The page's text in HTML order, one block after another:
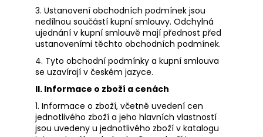
3. Ustanovení obchodních podmínek jsou
nedílnou součástí kupní smlouvy. Odchylná
ujednání v kupní smlouvě mají přednost před
ustanoveními těchto obchodních podmínek.
4. Tyto obchodní podmínky a kupní smlouva
se uzavírají v českém jazyce.
II. Informace o zboží a cenách
1. Informace o zboží, včetně uvedení cen
jednotlivého zboží a jeho hlavních vlastností
jsou uvedeny u jednotlivého zboží v katalogu